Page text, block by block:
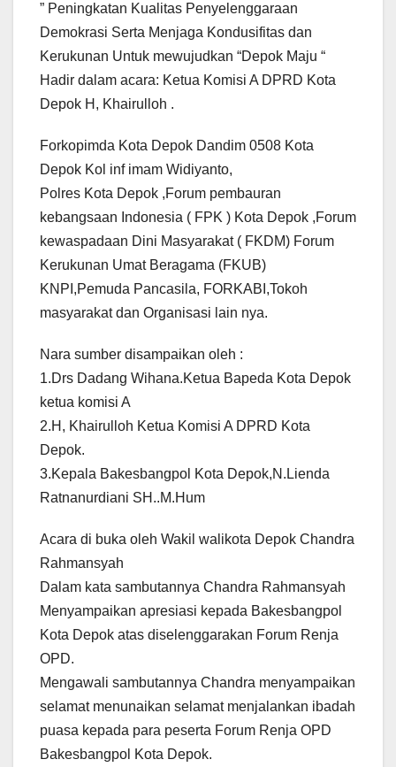
” Peningkatan Kualitas Penyelenggaraan
Demokrasi Serta Menjaga Kondusifitas dan
Kerukunan Untuk mewujudkan “Depok Maju “
Hadir dalam acara: Ketua Komisi A DPRD Kota
Depok H, Khairulloh .
Forkopimda Kota Depok Dandim 0508 Kota
Depok Kol inf imam Widiyanto,
Polres Kota Depok ,Forum pembauran
kebangsaan Indonesia ( FPK ) Kota Depok ,Forum
kewaspadaan Dini Masyarakat ( FKDM) Forum
Kerukunan Umat Beragama (FKUB)
KNPI,Pemuda Pancasila, FORKABI,Tokoh
masyarakat dan Organisasi lain nya.
Nara sumber disampaikan oleh :
1.Drs Dadang Wihana.Ketua Bapeda Kota Depok
ketua komisi A
2.H, Khairulloh Ketua Komisi A DPRD Kota
Depok.
3.Kepala Bakesbangpol Kota Depok,N.Lienda
Ratnanurdiani SH..M.Hum
Acara di buka oleh Wakil walikota Depok Chandra
Rahmansyah
Dalam kata sambutannya Chandra Rahmansyah
Menyampaikan apresiasi kepada Bakesbangpol
Kota Depok atas diselenggarakan Forum Renja
OPD.
Mengawali sambutannya Chandra menyampaikan
selamat menunaikan selamat menjalankan ibadah
puasa kepada para peserta Forum Renja OPD
Bakesbangpol Kota Depok.